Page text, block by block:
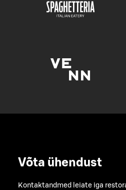
Võta ühendust
Kontaktandmed leiate iga